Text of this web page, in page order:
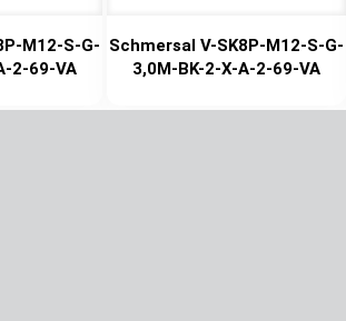
M12-S-G-
2-69-VA
Schmersal V-SK8P-M12-S-G-
3,0M-BK-2-X-A-2-69-VA